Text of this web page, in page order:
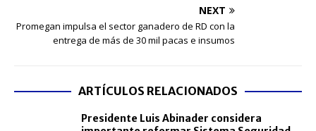
NEXT
Promegan impulsa el sector ganadero de RD con la
entrega de más de 30 mil pacas e insumos
ARTÍCULOS RELACIONADOS
Presidente Luis Abinader considera